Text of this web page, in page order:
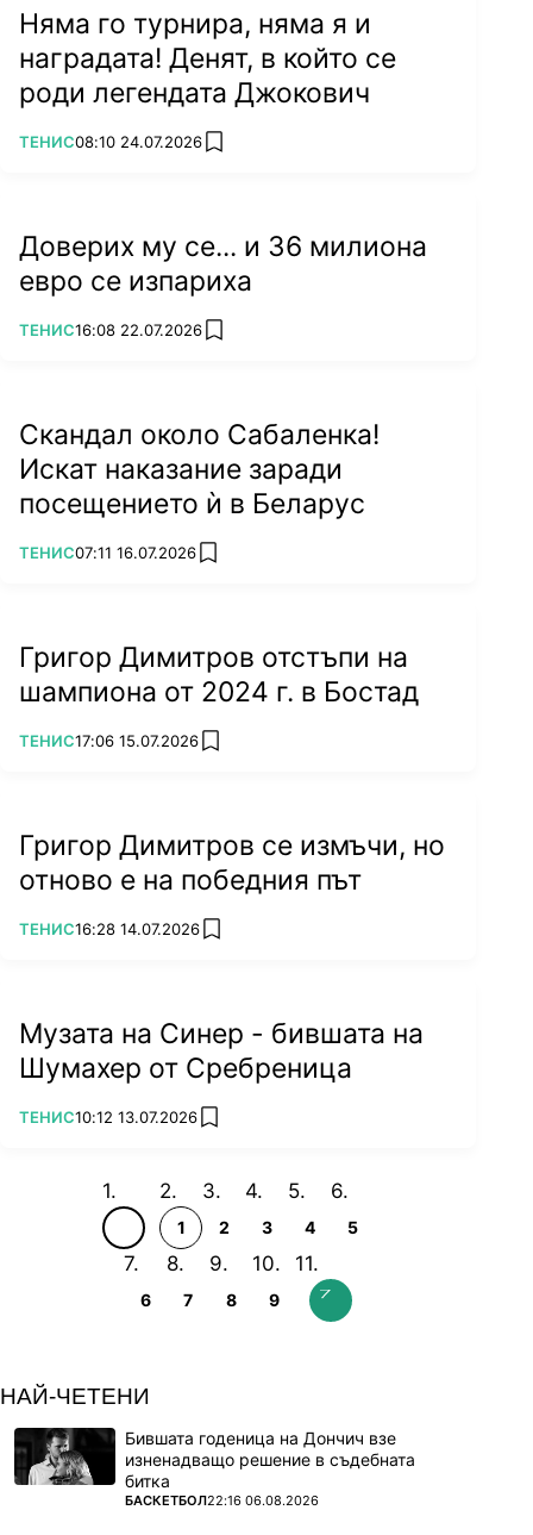
"Джокович е страхотен, но няма да
Няма го турнира, няма я и
наградата! Денят, в който се
роди легендата Джокович
ПОВЕЧЕ ОТ
ТЕНИС08:10 24.07.2026 add favorites
Доверих му се... и 36 милиона
евро се изпариха
ПОВЕЧЕ ОТ
ТЕНИС16:08 22.07.2026 add favorites
Скандал около Сабаленка!
Искат наказание заради
посещението ѝ в Беларус
ПОВЕЧЕ ОТ
ТЕНИС07:11 16.07.2026 add favorites
Григор Димитров отстъпи на
шампиона от 2024 г. в Бостад
ПОВЕЧЕ ОТ
ТЕНИС17:06 15.07.2026 add favorites
Григор Димитров се измъчи, но
отново е на победния път
ПОВЕЧЕ ОТ
ТЕНИС16:28 14.07.2026 add favorites
Музата на Синер - бившата на
Шумахер от Сребреница
ПОВЕЧЕ ОТ
ТЕНИС10:12 13.07.2026 add favorites
1 2 3 4 5
6 7 8 9
НАЙ-ЧЕТЕНИ
Бившата годеница на Дончич взе
изненадващо решение в съдебната
битка
ПОВЕЧЕ ОТ
БАСКЕТБОЛ22:16 06.08.2026